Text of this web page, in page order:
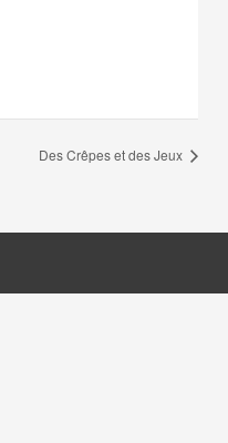
Des Crêpes et des Jeux